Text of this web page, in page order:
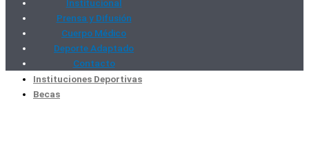
Institucional
Prensa y Difusión
Cuerpo Médico
Deporte Adaptado
Contacto
Instituciones Deportivas
Becas